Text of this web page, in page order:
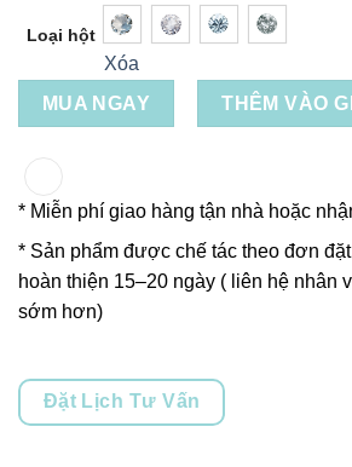
Loại hột
Xóa
MUA NGAY
THÊM VÀO
* Miễn phí giao hàng tận nhà hoặc
* Sản phẩm được chế tác theo đơn
hoàn thiện 15–20 ngày ( liên hệ nhân
sớm hơn)
Đặt Lịch Tư Vấn